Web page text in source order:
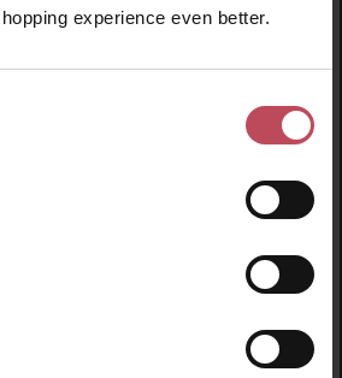
experience even better.